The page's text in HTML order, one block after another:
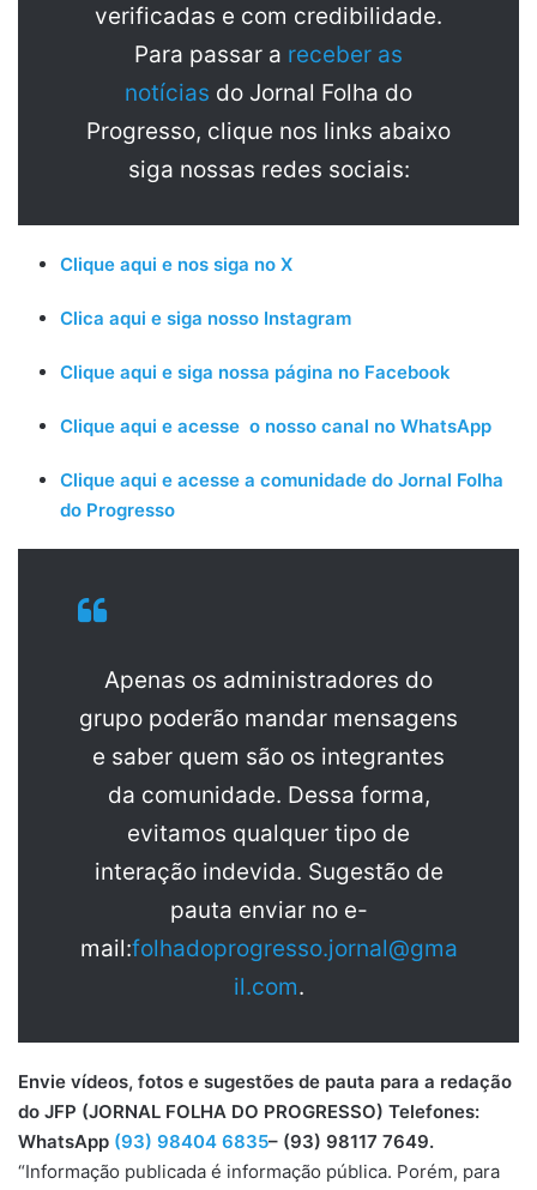
verificadas e com credibilidade.
Para passar a receber as
notícias do Jornal Folha do
Progresso, clique nos links abaixo
siga nossas redes sociais:
Clique aqui e nos siga no X
Clica aqui e siga nosso Instagram
Clique aqui e siga nossa página no Facebook
Clique aqui e acesse o nosso canal no WhatsApp
Clique aqui e acesse a comunidade do Jornal Folha
do Progresso
Apenas os administradores do
grupo poderão mandar mensagens
e saber quem são os integrantes
da comunidade. Dessa forma,
evitamos qualquer tipo de
interação indevida. Sugestão de
pauta enviar no e-
mail:folhadoprogresso.jornal@gma
il.com.
Envie vídeos, fotos e sugestões de pauta para a redação
do JFP (JORNAL FOLHA DO PROGRESSO) Telefones:
WhatsApp (93) 98404 6835– (93) 98117 7649.
“Informação publicada é informação pública. Porém, para